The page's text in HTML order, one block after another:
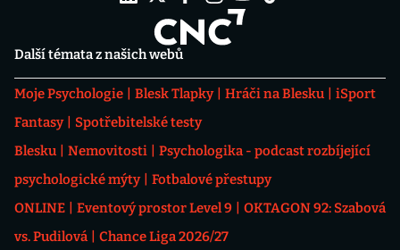
Další témata z našich webů
Moje Psychologie Blesk Tlapky Hráči na Blesku
iSport
Fantasy
Spotřebitelské testy
Blesku
Nemovitosti
Psychologika - podcast rozbíjející
psychologické mýty
Fotbalové přestupy
ONLINE
Eventový prostor Level 9
OKTAGON 92: Szabová
vs. Pudilová
Chance Liga 2026/27